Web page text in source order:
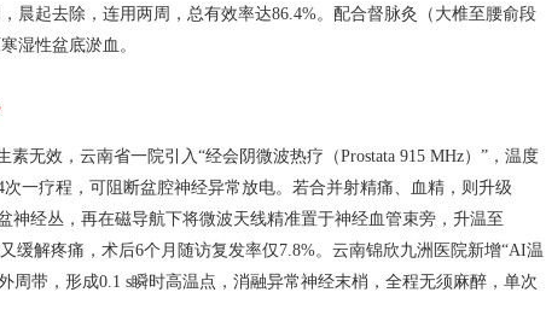
晨起去除，连用两周，总有效率达86.4%。配合督脉灸（大椎至腰俞段
湿性盆底淤血。
无效，云南省一院引入“经会阴微波热疗（Prostata 915 MHz）”，温度
一疗程，可阻断盆腔神经异常放电。若合并射精痛、血精，则升级
神经丛，再在磁导航下将微波天线精准置于神经血管束旁，升温至
缓解疼痛，术后6个月随访复发率仅7.8%。云南锦欣九洲医院新增“AI温
周带，形成0.1 s瞬时高温点，消融异常神经末梢，全程无须麻醉，单次